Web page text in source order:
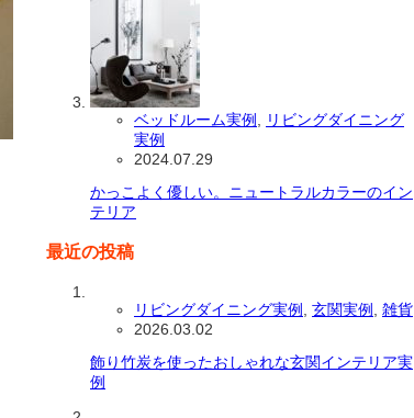
ベッドルーム実例
リビングダイニング
実例
2024.07.29
かっこよく優しい。ニュートラルカラーのイン
テリア
最近の投稿
リビングダイニング実例 玄関実例
雑貨
2026.03.02
飾り竹炭を使ったおしゃれな玄関インテリア実
例